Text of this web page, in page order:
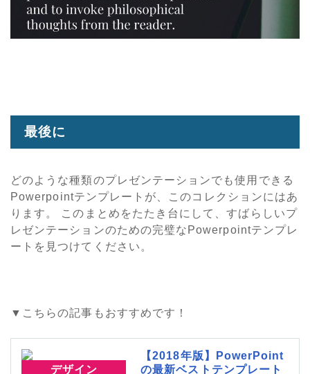
最後に
どのような種類のプレゼンテーションでも使用できる
Powerpointテンプレートが、このコレクションにはあ
ります。 このまとめをたたき台にして、すばらしいプ
レゼンテーションのための完璧なPowerpointテンプレ
ートを見つけてください。
▼こちらの記事もおすすめです！
デザイン
【2018年版】PowerPoint
の最新ベストテンプレート